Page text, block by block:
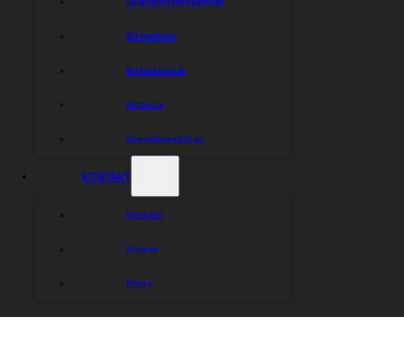
Bli medlem
Bli funktionär
Historia
Speedwayskolan
KONTAKT
Kontakt
Arenan
Press